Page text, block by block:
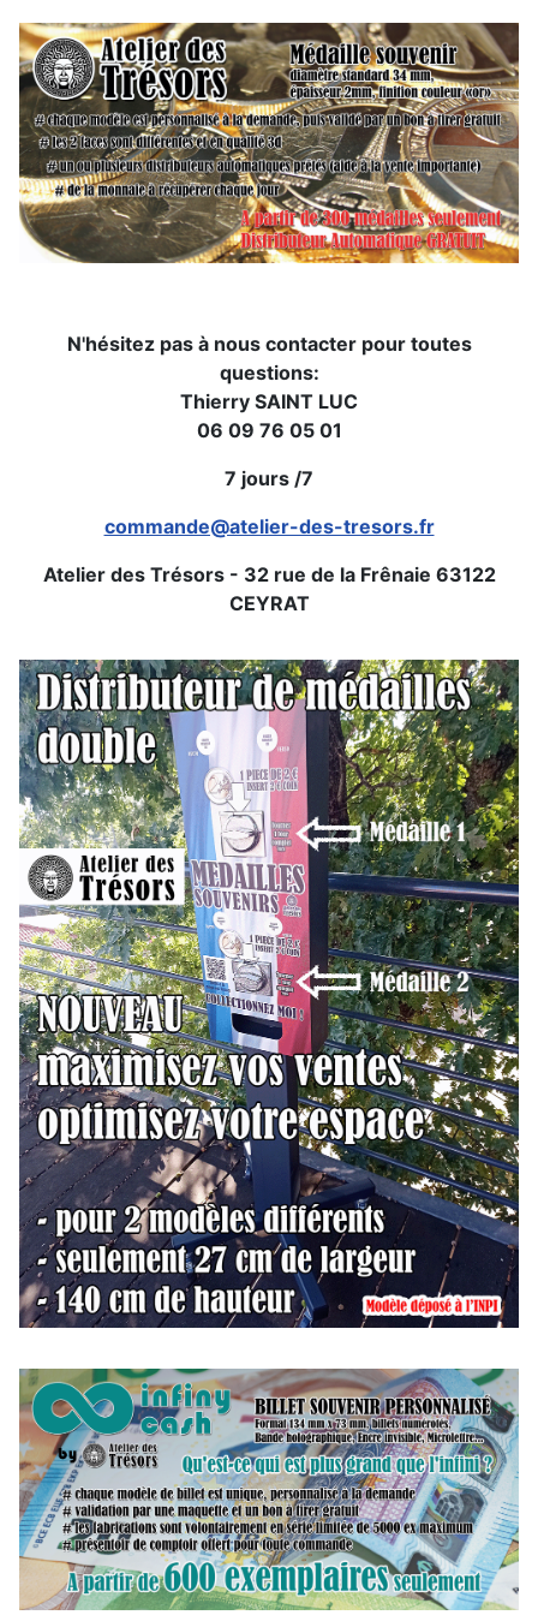
N'hésitez pas à nous contacter pour toutes
questions:
Thierry SAINT LUC
06 09 76 05 01
7 jours /7
commande@atelier-des-tresors.fr
Atelier des Trésors - 32 rue de la Frênaie 63122
CEYRAT